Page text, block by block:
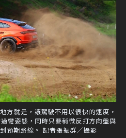
方就是，讓駕駛不用以很快的速度，
彎姿態，同時只要稍微反打方向盤與
預期路線。 記者張振群／攝影